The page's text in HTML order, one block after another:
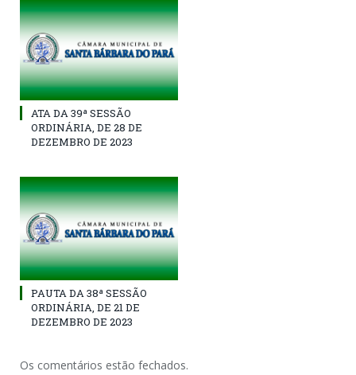
ATA DA 39ª SESSÃO
ORDINÁRIA, DE 28 DE
DEZEMBRO DE 2023
PAUTA DA 38ª SESSÃO
ORDINÁRIA, DE 21 DE
DEZEMBRO DE 2023
Os comentários estão fechados.